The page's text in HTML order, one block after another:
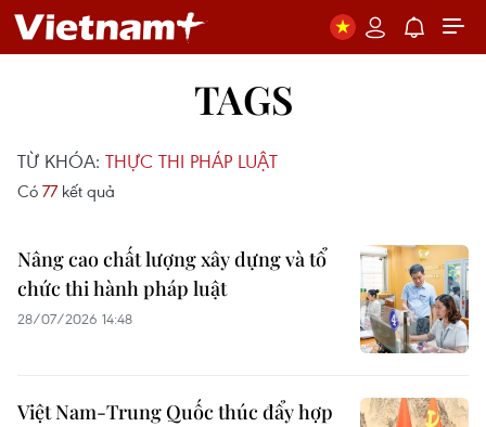
TAGS
TỪ KHÓA: THỰC THI PHÁP LUẬT
Có 77 kết quả
Nâng cao chất lượng xây dựng và tổ
chức thi hành pháp luật
28/07/2026 14:48
Việt Nam-Trung Quốc thúc đẩy hợp